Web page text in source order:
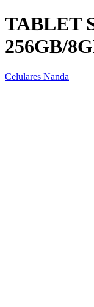
TABLET
256GB/
Celulares Nanda